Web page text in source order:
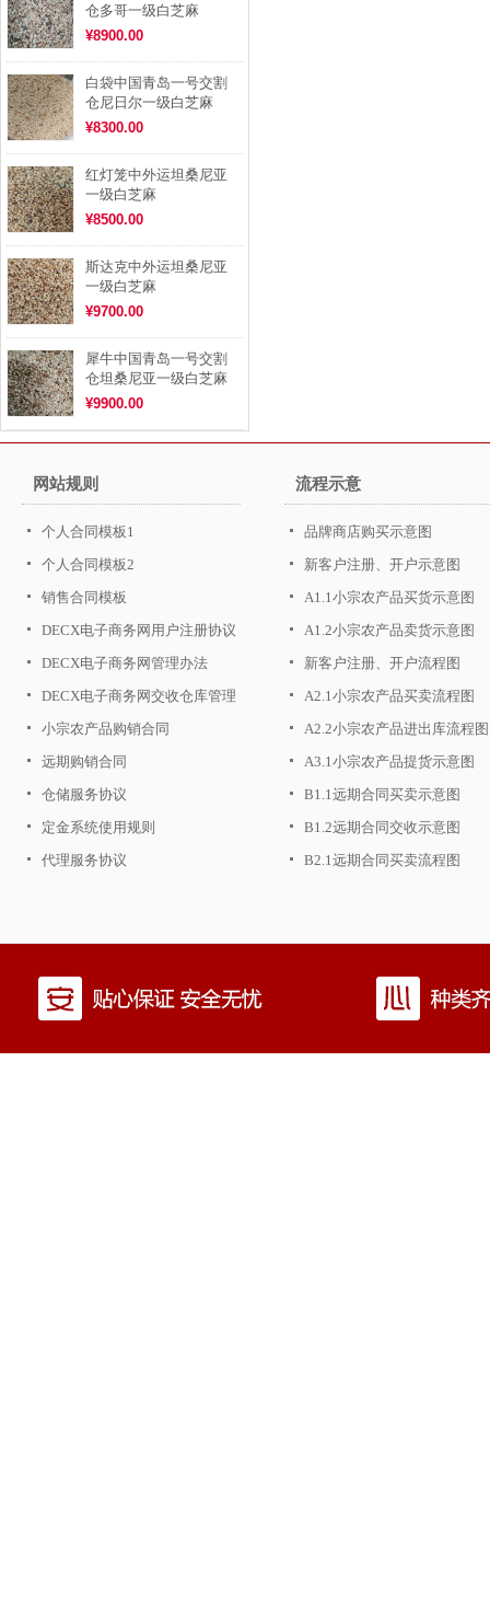
仓多哥一级白芝麻
¥8900.00
白袋中国青岛一号交割
仓尼日尔一级白芝麻
¥8300.00
红灯笼中外运坦桑尼亚
一级白芝麻
¥8500.00
斯达克中外运坦桑尼亚
一级白芝麻
¥9700.00
犀牛中国青岛一号交割
仓坦桑尼亚一级白芝麻
¥9900.00
网站规则
个人合同模板1
个人合同模板2
销售合同模板
DECX电子商务网用户注册协议
DECX电子商务网管理办法
DECX电子商务网交收仓库管理
办法
小宗农产品购销合同
远期购销合同
仓储服务协议
定金系统使用规则
代理服务协议
流程示意
品牌商店购买示意图
新客户注册、开户示意图
A1.1小宗农产品买货示意图
A1.2小宗农产品卖货示意图
新客户注册、开户流程图
A2.1小宗农产品买卖流程图
A2.2小宗农产品进出库流程图
A3.1小宗农产品提货示意图
B1.1远期合同买卖示意图
B1.2远期合同交收示意图
B2.1远期合同买卖流程图